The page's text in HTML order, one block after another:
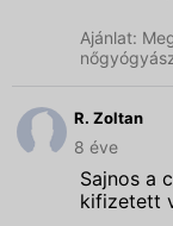
Ajánlat:
R. Zoltan
8 éve
Sajnos a
kifizetett